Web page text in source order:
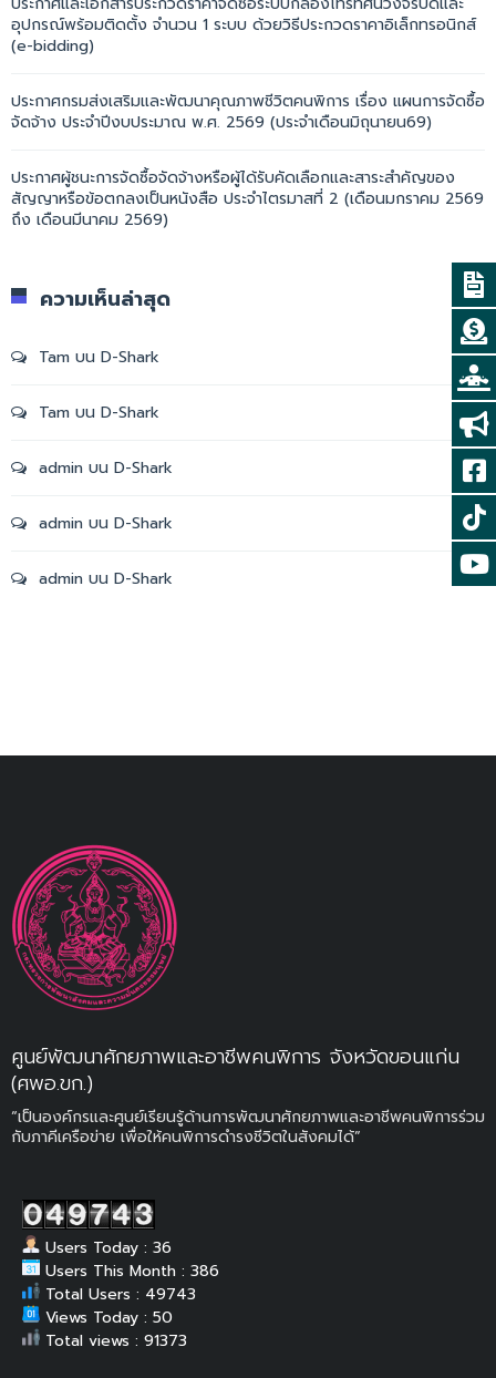
อุปกรณ์พร้อมติดตั้ง จำนวน 1 ระบบ ด้วยวิธีประกวดราคาอิเล็กทรอนิกส์
(e-bidding)
ประกาศกรมส่งเสริมและพัฒนาคุณภาพชีวิตคนพิการ เรื่อง แผนการจัดซื้อ
จัดจ้าง ประจำปีงบประมาณ พ.ศ. 2569 (ประจำเดือนมิถุนายน69)
ประกาศผู้ชนะการจัดซื้อจัดจ้างหรือผู้ได้รับคัดเลือกและสาระสำคัญของ
สัญญาหรือข้อตกลงเป็นหนังสือ ประจำไตรมาสที่ 2 (เดือนมกราคม 2569
ถึง เดือนมีนาคม 2569)
ความเห็นล่าสุด
Tam บน D-Shark
Tam บน D-Shark
admin บน D-Shark
admin บน D-Shark
admin บน D-Shark
ศูนย์พัฒนาศักยภาพและอาชีพคนพิการ จังหวัดขอนแก่น
(ศพอ.ขก.)
“เป็นองค์กรและศูนย์เรียนรู้ด้านการพัฒนาศักยภาพและอาชีพคนพิการร่วม
กับภาคีเครือข่าย เพื่อให้คนพิการดำรงชีวิตในสังคมได้”
Users Today : 36
Users This Month : 386
Total Users : 49743
Views Today : 50
Total views : 91373